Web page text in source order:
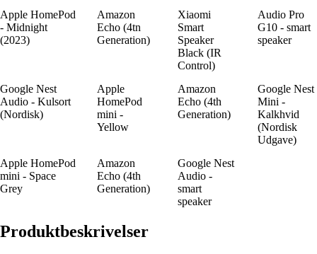
Apple HomePod
- Midnight
(2023)
Amazon
Echo (4tn
Generation)
Xiaomi
Smart
Speaker
Black (IR
Control)
Audio Pro
G10 - smart
speaker
Google Nest
Audio - Kulsort
(Nordisk)
Apple
HomePod
mini -
Yellow
Amazon
Echo (4th
Generation)
Google Nest
Mini -
Kalkhvid
(Nordisk
Udgave)
Apple HomePod
mini - Space
Grey
Amazon
Echo (4th
Generation)
Google Nest
Audio -
smart
speaker
Produktbeskrivelser